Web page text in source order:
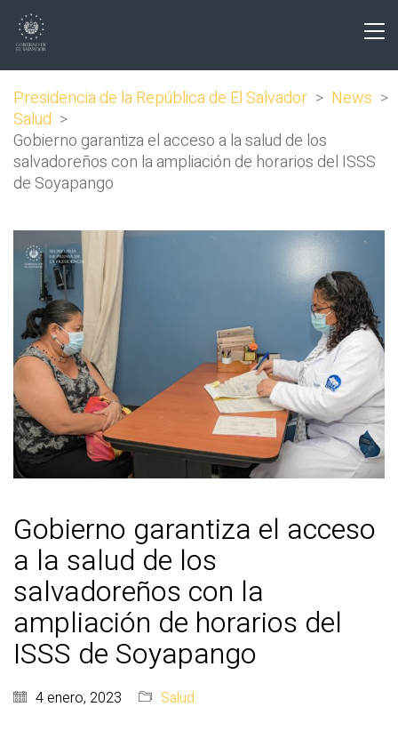
Presidencia de la República de El Salvador > News >
Salud >
Gobierno garantiza el acceso a la salud de los
salvadoreños con la ampliación de horarios del ISSS
de Soyapango
Gobierno garantiza el acceso
a la salud de los
salvadoreños con la
ampliación de horarios del
ISSS de Soyapango
4 enero, 2023 Salud